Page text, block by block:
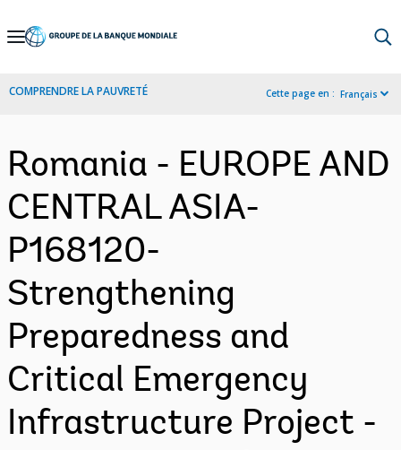
Skip
Navigation
COMPRENDRE LA PAUVRETÉ Cette page en : Français
Romania - EUROPE AND
CENTRAL ASIA-
P168120-
Strengthening
Preparedness and
Critical Emergency
Infrastructure Project -